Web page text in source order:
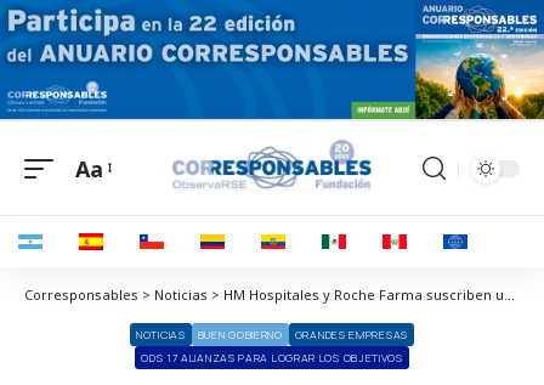
Aa
Corresponsables > Noticias > HM Hospitales y Roche Farma suscriben un acuerdo estratégico para colaborar en investigación, formación y medicina de precisión
NOTICIAS BUEN GOBIERNO
GRANDES EMPRESAS
ODS 17 ALIANZAS PARA LOGRAR LOS OBJETIVOS